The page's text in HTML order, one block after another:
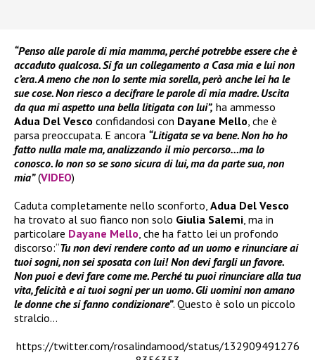
“Penso alle parole di mia mamma, perché potrebbe essere che è
accaduto qualcosa. Si fa un collegamento a Casa mia e lui non
c’era. A meno che non lo sente mia sorella, però anche lei ha le
sue cose. Non riesco a decifrare le parole di mia madre. Uscita
da qua mi aspetto una bella litigata con lui”, ha ammesso
Adua Del Vesco confidandosi con Dayane Mello, che è
parsa preoccupata. E ancora “Litigata se va bene. Non ho ho
fatto nulla male ma, analizzando il mio percorso…ma lo
conosco. Io non so se sono sicura di lui, ma da parte sua, non
mia”(VIDEO)
Caduta completamente nello sconforto, Adua Del Vesco
ha trovato al suo fianco non solo Giulia Salemi, ma in
particolare Dayane Mello, che ha fatto lei un profondo
discorso:“Tu non devi rendere conto ad un uomo e rinunciare ai
tuoi sogni, non sei sposata con lui! Non devi fargli un favore.
Non puoi e devi fare come me. Perché tu puoi rinunciare alla tua
vita, felicità e ai tuoi sogni per un uomo. Gli uomini non amano
le donne che si fanno condizionare”. Questo è solo un piccolo
stralcio…
https://twitter.com/rosalindamood/status/132909491276